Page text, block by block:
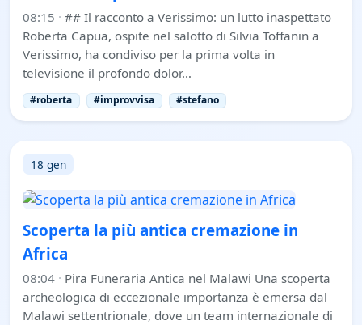
08:15 · ## Il racconto a Verissimo: un lutto inaspettato
Roberta Capua, ospite nel salotto di Silvia Toffanin a
Verissimo, ha condiviso per la prima volta in
televisione il profondo dolor…
#roberta #improvvisa #stefano
18 gen
Scoperta la più antica cremazione in
Africa
08:04 · Pira Funeraria Antica nel Malawi Una scoperta
archeologica di eccezionale importanza è emersa dal
Malawi settentrionale, dove un team internazionale di